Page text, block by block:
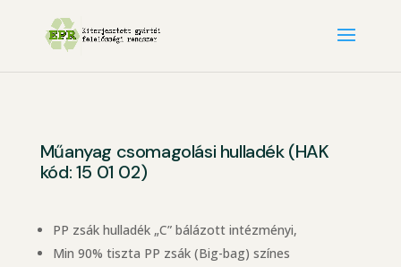
Műanyag csomagolási hulladék (HAK
kód: 15 01 02)
PP zsák hulladék „C” bálázott intézményi,
Min 90% tiszta PP zsák (Big-bag) színes